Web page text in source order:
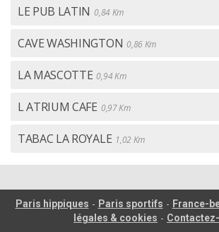
LE PUB LATIN 0,84 Km
CAVE WASHINGTON 0,86 Km
LA MASCOTTE 0,94 Km
L ATRIUM CAFE 0,97 Km
TABAC LA ROYALE 1,02 Km
Paris hippiques - Paris sportifs - France-
légales & cookies -